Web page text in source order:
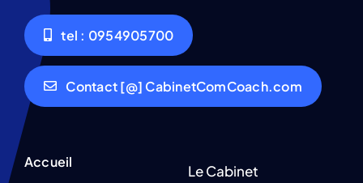
tel : 0954905700
Contact [@] CabinetComCoach.com
Accueil
Le Cabinet